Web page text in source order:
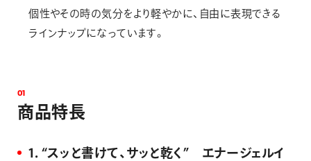
個性やその時の気分をより軽やかに、自由に表現できる
ラインナップになっています。
01
商品特長
1．“スッと書けて、サッと乾く” エナージェルイ